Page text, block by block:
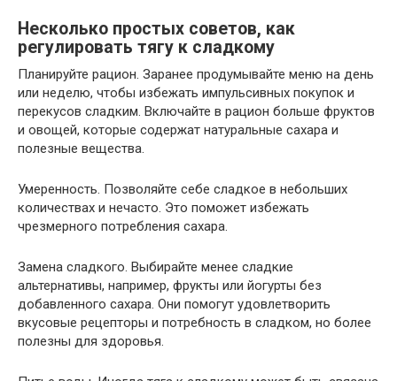
Несколько простых советов, как
регулировать тягу к сладкому
Планируйте рацион. Заранее продумывайте меню на день
или неделю, чтобы избежать импульсивных покупок и
перекусов сладким. Включайте в рацион больше фруктов
и овощей, которые содержат натуральные сахара и
полезные вещества.
Умеренность. Позволяйте себе сладкое в небольших
количествах и нечасто. Это поможет избежать
чрезмерного потребления сахара.
Замена сладкого. Выбирайте менее сладкие
альтернативы, например, фрукты или йогурты без
добавленного сахара. Они помогут удовлетворить
вкусовые рецепторы и потребность в сладком, но более
полезны для здоровья.